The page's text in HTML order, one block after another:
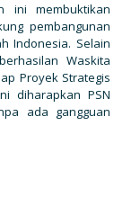
ini membuktikan
pembangunan
Indonesia. Selain
Waskita
Proyek Strategis
diharapkan PSN
ada gangguan